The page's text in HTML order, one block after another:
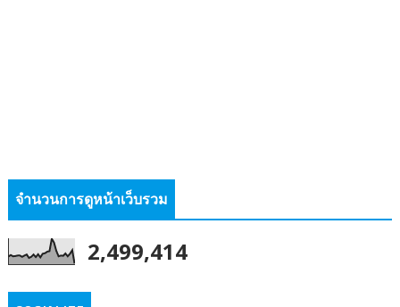
จำนวนการดูหน้าเว็บรวม
2,499,414